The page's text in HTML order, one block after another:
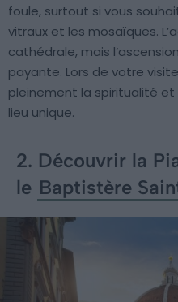
foule, surtout si vous
vitraux et les mosaïques.
cathédrale, mais
payante. Lors de votre
pleinement la spiritualité et
lieu unique.
2. Découvrir la
le Baptistère